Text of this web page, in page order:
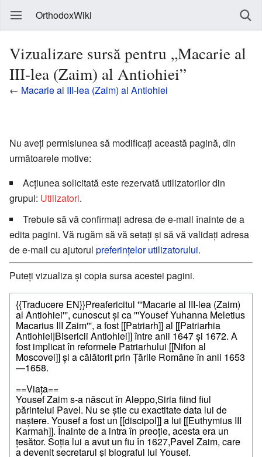
OrthodoxWiki
Vizualizare sursă pentru „Macarie al
III-lea (Zaim) al Antiohiei”
← Macarie al III-lea (Zaim) al Antiohiei
Nu aveți permisiunea să modificați această pagină, din
următoarele motive:
Acțiunea solicitată este rezervată utilizatorilor din
grupul: Utilizatori.
Trebuie să vă confirmați adresa de e-mail înainte de a
edita pagini. Vă rugăm să vă setați și să vă validați adresa
de e-mail cu ajutorul preferințelor utilizatorului.
Puteți vizualiza și copia sursa acestei pagini.